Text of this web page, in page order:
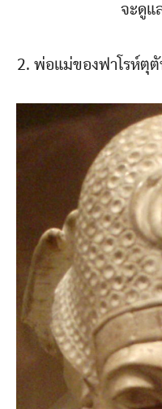
จะดูแ
2. พ่อแม่ของฟาโรห์ตุ